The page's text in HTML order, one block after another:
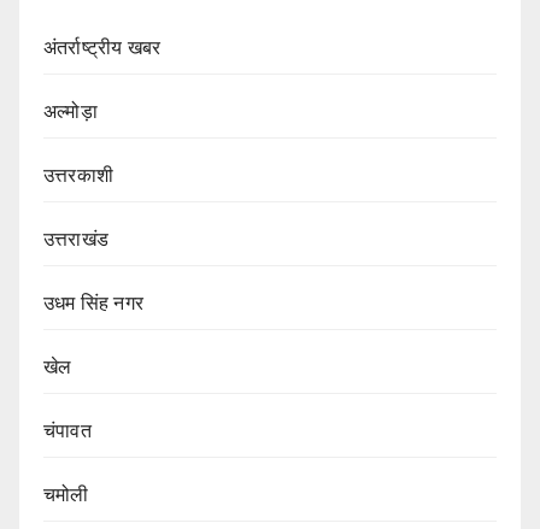
अंतर्राष्ट्रीय खबर
अल्मोड़ा
उत्तरकाशी
उत्तराखंड
उधम सिंह नगर
खेल
चंपावत
चमोली